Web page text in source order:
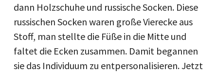
dann Holzschuhe und russische Socken. Diese
russischen Socken waren große Vierecke aus
Stoff, man stellte die Füße in die Mitte und
faltet die Ecken zusammen. Damit begannen
sie das Individuum zu entpersonalisieren. Jetzt